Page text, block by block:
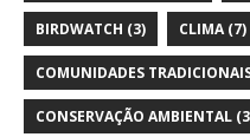
BIRDWATCH (3) CLIMA(7)
COMUNIDADES
CONSERVAÇÃO AMBIENTAL